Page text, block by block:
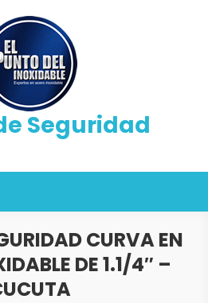
Seguridad
CURVA EN
DE 1.1/4″ –